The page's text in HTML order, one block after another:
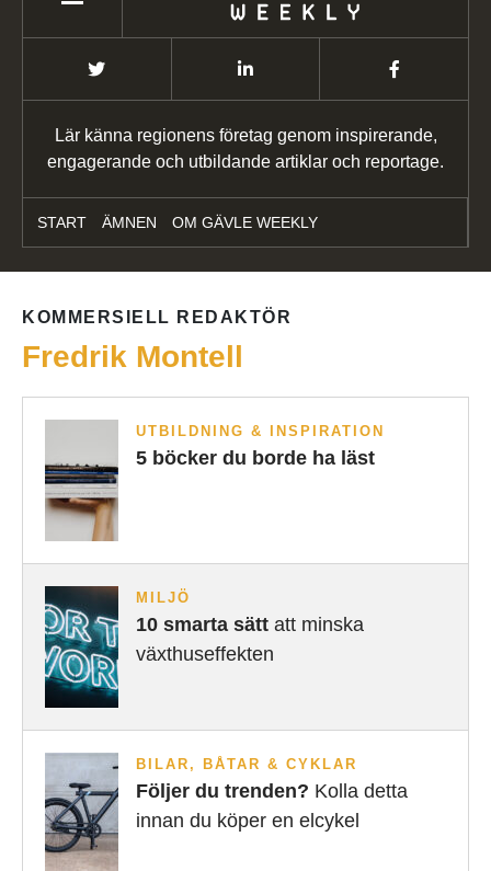
Lär känna regionens företag genom inspirerande,
engagerande och utbildande artiklar och reportage.
START ÄMNEN OM GÄVLE WEEKLY
KOMMERSIELL REDAKTÖR
Fredrik Montell
UTBILDNING & INSPIRATION
5 böcker du borde ha läst
MILJÖ
10 smarta sätt att minska
växthuseffekten
BILAR, BÅTAR & CYKLAR
Följer du trenden? Kolla detta
innan du köper en elcykel